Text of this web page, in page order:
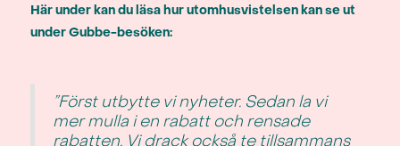
Här under kan du läsa hur utomhusvistelsen kan se ut
under Gubbe-besöken:
”Först utbytte vi nyheter. Sedan la vi
mer mulla i en rabatt och rensade
rabatten. Vi drack också te tillsammans